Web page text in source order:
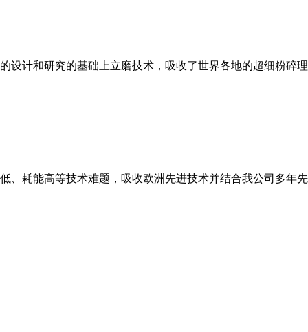
设计和研究的基础上立磨技术，吸收了世界各地的超细粉碎
、耗能高等技术难题，吸收欧洲先进技术并结合我公司多年